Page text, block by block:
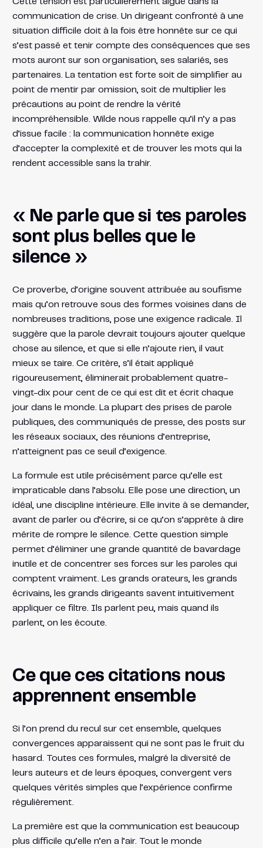
communication de crise. Un dirigeant confronté à une
situation difficile doit à la fois être honnête sur ce qui
s’est passé et tenir compte des conséquences que ses
mots auront sur son organisation, ses salariés, ses
partenaires. La tentation est forte soit de simplifier au
point de mentir par omission, soit de multiplier les
précautions au point de rendre la vérité
incompréhensible. Wilde nous rappelle qu’il n’y a pas
d’issue facile : la communication honnête exige
d’accepter la complexité et de trouver les mots qui la
rendent accessible sans la trahir.
« Ne parle que si tes paroles
sont plus belles que le
silence »
Ce proverbe, d’origine souvent attribuée au soufisme
mais qu’on retrouve sous des formes voisines dans de
nombreuses traditions, pose une exigence radicale. Il
suggère que la parole devrait toujours ajouter quelque
chose au silence, et que si elle n’ajoute rien, il vaut
mieux se taire. Ce critère, s’il était appliqué
rigoureusement, éliminerait probablement quatre-
vingt-dix pour cent de ce qui est dit et écrit chaque
jour dans le monde. La plupart des prises de parole
publiques, des communiqués de presse, des posts sur
les réseaux sociaux, des réunions d’entreprise,
n’atteignent pas ce seuil d’exigence.
La formule est utile précisément parce qu’elle est
impraticable dans l’absolu. Elle pose une direction, un
idéal, une discipline intérieure. Elle invite à se demander,
avant de parler ou d’écrire, si ce qu’on s’apprête à dire
mérite de rompre le silence. Cette question simple
permet d’éliminer une grande quantité de bavardage
inutile et de concentrer ses forces sur les paroles qui
comptent vraiment. Les grands orateurs, les grands
écrivains, les grands dirigeants savent intuitivement
appliquer ce filtre. Ils parlent peu, mais quand ils
parlent, on les écoute.
Ce que ces citations nous
apprennent ensemble
Si l’on prend du recul sur cet ensemble, quelques
convergences apparaissent qui ne sont pas le fruit du
hasard. Toutes ces formules, malgré la diversité de
leurs auteurs et de leurs époques, convergent vers
quelques vérités simples que l’expérience confirme
régulièrement.
La première est que la communication est beaucoup
plus difficile qu’elle n’en a l’air. Tout le monde